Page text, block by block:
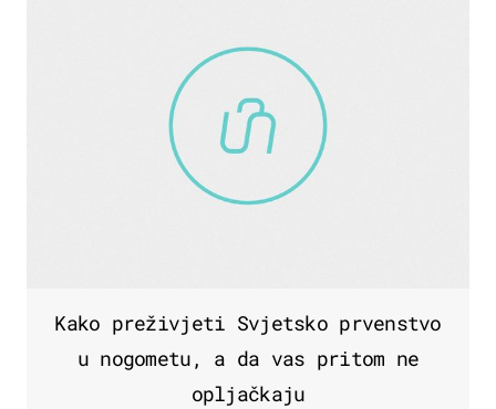
Kako preživjeti Svjetsko prvenstvo
u nogometu, a da vas pritom ne
opljačkaju